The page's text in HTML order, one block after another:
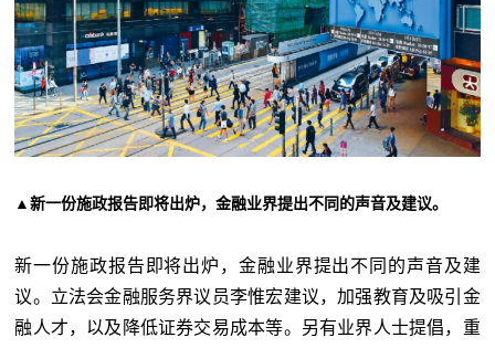
▲新一份施政报告即将出炉，金融业界提出不同的声音及建议。
新一份施政报告即将出炉，金融业界提出不同的声音及建
议。立法会金融服务界议员李惟宏建议，加强教育及吸引金
融人才，以及降低证券交易成本等。另有业界人士提倡，重